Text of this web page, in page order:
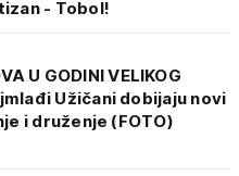
- Tobol!
U GODINI VELIKOG
Užičani dobijaju novi
i druženje (FOTO)